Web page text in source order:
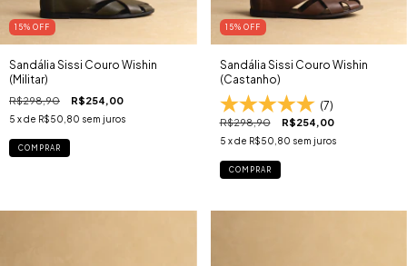
15% OFF
Sandália Sissi Couro Wishin
(Militar)
R$298,90 R$254,00
5 x de R$50,80 sem juros
COMPRAR
15% OFF
Sandália Sissi Couro Wishin
(Castanho)
(7)
R$298,90 R$254,00
5 x de R$50,80 sem juros
COMPRAR